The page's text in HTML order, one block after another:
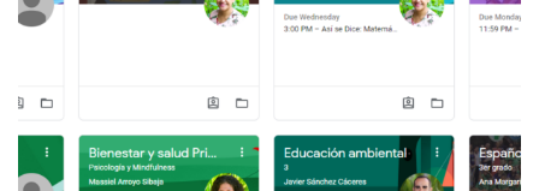
& Materials List